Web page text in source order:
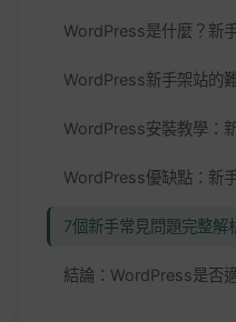
WordPress是什麼？新
WordPress新手架站的
WordPress安裝教學：
WordPress優缺點：新
7個新手常見問題完整解
結論：WordPress是否